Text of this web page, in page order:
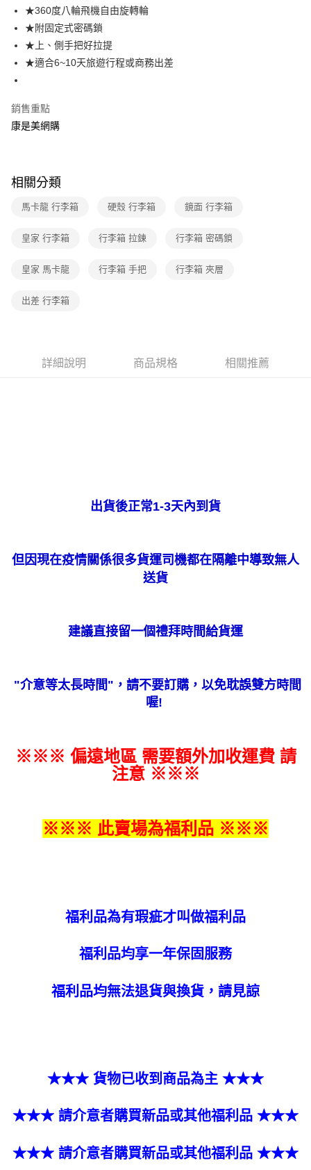
街口支付
悠遊付
Google Pay
宅配-下單後3-5個工作天配送(不含預購品)，箱購品分箱出貨
每筆NT$100，滿NT$799(含以上)免運費
★360度八輪飛機自由旋轉輪
★附固定式密碼鎖
★上、側手把好拉提
★適合6~10天旅遊行程或商務出差
銷售重點
康是美網購
相關分類
馬卡龍 行李箱 硬殼 行李箱 鏡面 行李箱
皇家 行李箱 行李箱 拉鍊 行李箱 密碼鎖
皇家 馬卡龍 行李箱 手把 行李箱 夾層
出差 行李箱
詳細說明 商品規格 相關推薦
出貨後正常1-3天內到貨
但因現在疫情關係很多貨運司機都在隔離中導致無人
送貨
建議直接留一個禮拜時間給貨運
"介意等太長時間" ，請不要訂購，以免耽誤雙方時間
喔!
※※※ 偏遠地區 需要額外加收運費 請
注意 ※※※
※※※ 此賣場為福利品 ※※※
福利品為有瑕疵才叫做福利品
福利品均享一年保固服務
福利品均無法退貨與換貨，請見諒
★★★ 貨物已收到商品為主 ★★★
★★★ 請介意者購買新品或其他福利品 ★★★
★★★ 請介意者購買新品或其他福利品 ★★★